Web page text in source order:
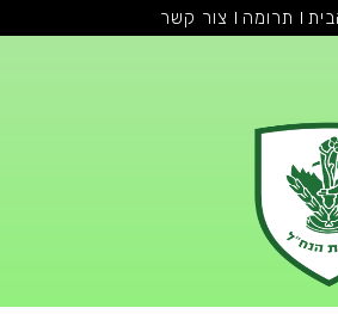
תרומה צור קשר